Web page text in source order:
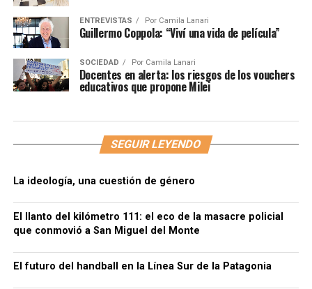
ENTREVISTAS Por Camila Lanari
Guillermo Coppola: “Viví una vida de película”
SOCIEDAD Por Camila Lanari
Docentes en alerta: los riesgos de los vouchers
educativos que propone Milei
SEGUIR LEYENDO
La ideología, una cuestión de género
El llanto del kilómetro 111: el eco de la masacre policial
que conmovió a San Miguel del Monte
El futuro del handball en la Línea Sur de la Patagonia